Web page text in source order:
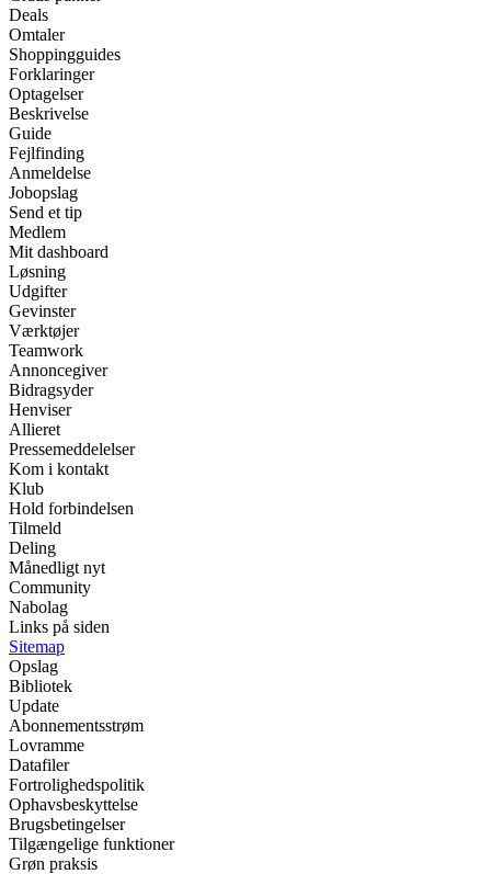
Deals
Omtaler
Shoppingguides
Forklaringer
Optagelser
Beskrivelse
Guide
Fejlfinding
Anmeldelse
Jobopslag
Send et tip
Medlem
Mit dashboard
Løsning
Udgifter
Gevinster
Værktøjer
Teamwork
Annoncegiver
Bidragsyder
Henviser
Allieret
Pressemeddelelser
Kom i kontakt
Klub
Hold forbindelsen
Tilmeld
Deling
Månedligt nyt
Community
Nabolag
Links på siden
Sitemap
Opslag
Bibliotek
Update
Abonnementsstrøm
Lovramme
Datafiler
Fortrolighedspolitik
Ophavsbeskyttelse
Brugsbetingelser
Tilgængelige funktioner
Grøn praksis